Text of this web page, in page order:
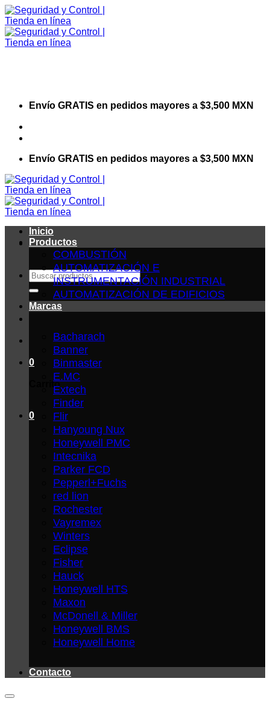
Saltar
al
contenido
Envío GRATIS en pedidos mayores a $3,500 MXN
Envío GRATIS en pedidos mayores a $3,500 MXN
Buscar
por:
0
Carrito
0
Inicio
Productos
COMBUSTIÓN
AUTOMATIZACIÓN E
INSTRUMENTACIÓN INDUSTRIAL
AUTOMATIZACIÓN DE EDIFICIOS
Marcas
Bacharach
Banner
Binmaster
E.MC
Extech
Finder
Flir
Hanyoung Nux
Honeywell PMC
Intecnika
Parker FCD
Pepperl+Fuchs
red lion
Rochester
Vayremex
Winters
Eclipse
Fisher
Hauck
Honeywell HTS
Maxon
McDonell & Miller
Honeywell BMS
Honeywell Home
Contacto